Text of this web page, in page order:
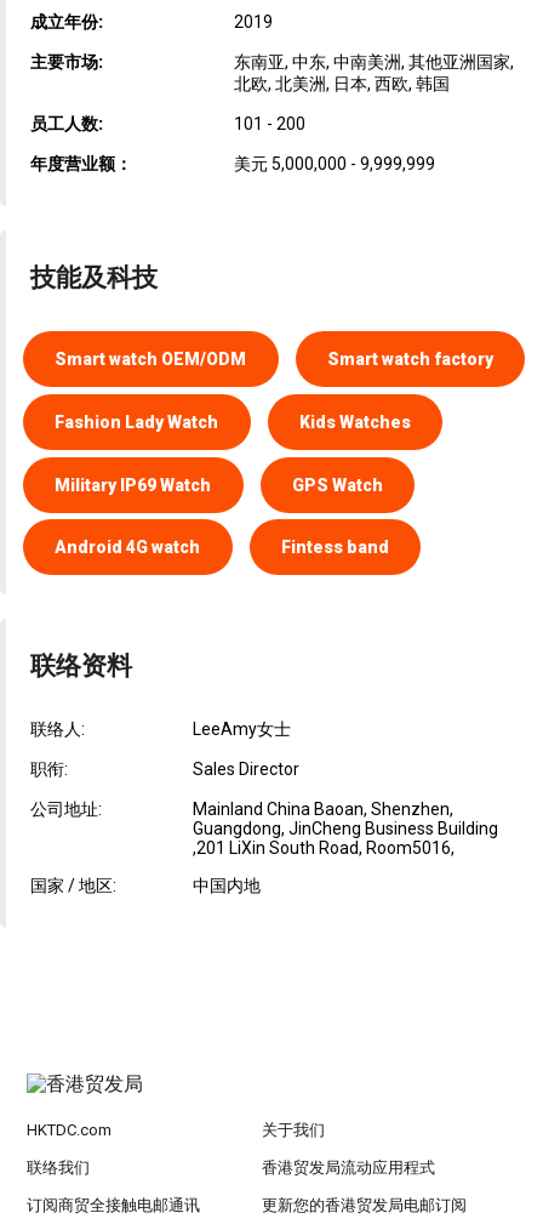
成立年份: 2019
主要市场:
东南亚, 中东, 中南美洲, 其他亚洲国家,
北欧, 北美洲, 日本, 西欧, 韩国
员工人数: 101 - 200
年度营业额： 美元 5,000,000 - 9,999,999
技能及科技
Smart watch OEM/ODM Smart watch factory
Fashion Lady Watch Kids Watches
Military IP69 Watch GPS Watch
Android 4G watch Fintess band
联络资料
联络人: LeeAmy女士
职衔: Sales Director
公司地址:
Mainland China Baoan, Shenzhen,
Guangdong, JinCheng Business Building
,201 LiXin South Road, Room5016,
国家 / 地区:
中国内地
HKTDC.com 关于我们
联络我们 香港贸发局流动应用程式
订阅商贸全接触电邮通讯 更新您的香港贸发局电邮订阅